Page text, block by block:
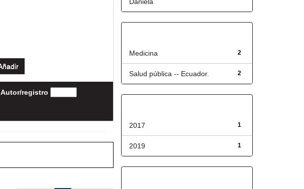
Autor/registro
2
Medicina
2
Salud pública -- Ecuador.
1
2017
1
2019